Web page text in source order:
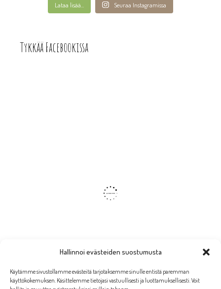
Hallinnoi evästeiden suostumusta
Käytämme sivustollamme evästeitä tarjotaksemme sinulle entistä paremman
käyttökokemuksen. Käsittelemme tietojasi vastuullisesti ja luottamuksellisesti. Voit
Lataa lisää... Seuraa Instagramissa
Tykkää Facebookissa